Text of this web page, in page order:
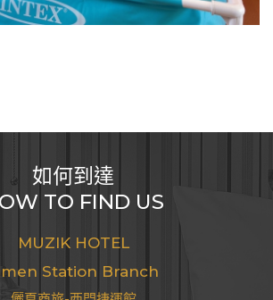
如何到達
TO FIND US
MUZIK HOTEL
Station Branch